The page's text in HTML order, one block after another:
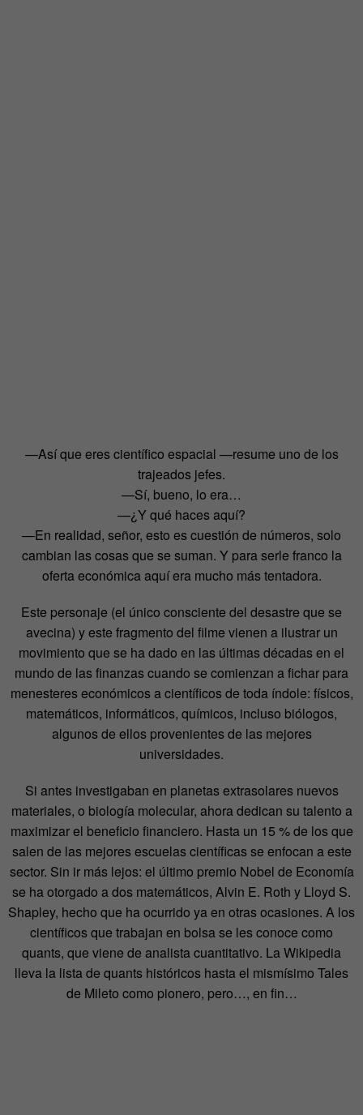
—Así que eres científico espacial —resume uno de los
trajeados jefes.
—Sí, bueno, lo era…
—¿Y qué haces aquí?
—En realidad, señor, esto es cuestión de números, solo
cambian las cosas que se suman. Y para serle franco la
oferta económica aquí era mucho más tentadora.
Este personaje (el único consciente del desastre que se
avecina) y este fragmento del filme vienen a ilustrar un
movimiento que se ha dado en las últimas décadas en el
mundo de las finanzas cuando se comienzan a fichar para
menesteres económicos a científicos de toda índole: físicos,
matemáticos, informáticos, químicos, incluso biólogos,
algunos de ellos provenientes de las mejores
universidades.
Si antes investigaban en planetas extrasolares nuevos
materiales, o biología molecular, ahora dedican su talento a
maximizar el beneficio financiero. Hasta un 15 % de los que
salen de las mejores escuelas científicas se enfocan a este
sector. Sin ir más lejos: el último premio Nobel de Economía
se ha otorgado a dos matemáticos, Alvin E. Roth y Lloyd S.
Shapley, hecho que ha ocurrido ya en otras ocasiones. A los
científicos que trabajan en bolsa se les conoce como
quants, que viene de analista cuantitativo. La Wikipedia
lleva la lista de quants históricos hasta el mismísimo Tales
de Mileto como pionero, pero…, en fin…